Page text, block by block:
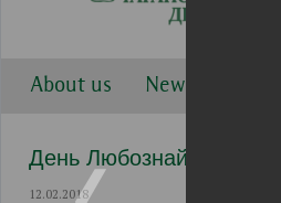
About us News
День Любознайки 2
12.02.2018